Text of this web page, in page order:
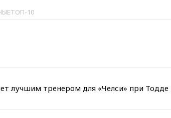
ТОП-10
лучшим тренером для «Челси» при Тодде